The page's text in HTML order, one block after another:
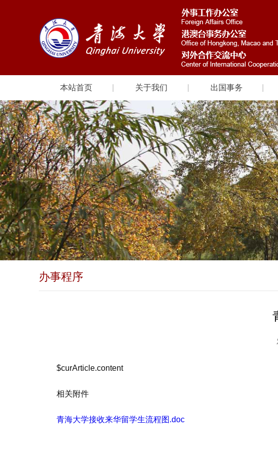
本站首页 关于我们 出国事务
办事程序
$curArticle.content
相关附件
青海大学接收来华留学生流程图.doc